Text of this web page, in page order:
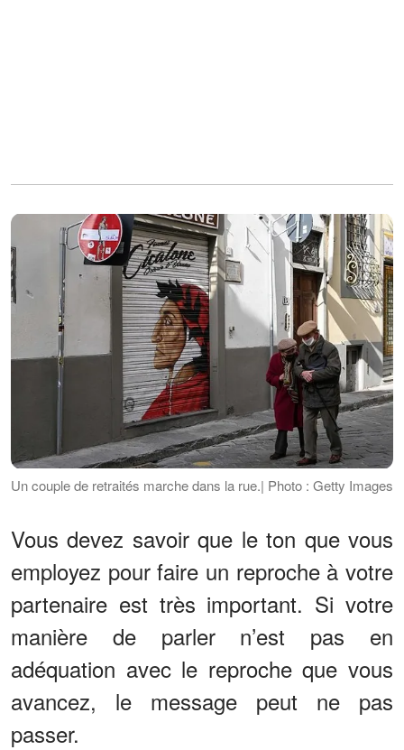
Un couple de retraités marche dans la rue.| Photo : Getty Images
Vous devez savoir que le ton que vous
employez pour faire un reproche à votre
partenaire est très important. Si votre
manière de parler n’est pas en
adéquation avec le reproche que vous
avancez, le message peut ne pas
passer.